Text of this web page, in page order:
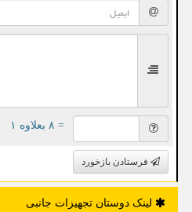
= ۸ بعلاوه ۱
فرستادن بازخورد
لینک دوستان تجهیزات جانبی